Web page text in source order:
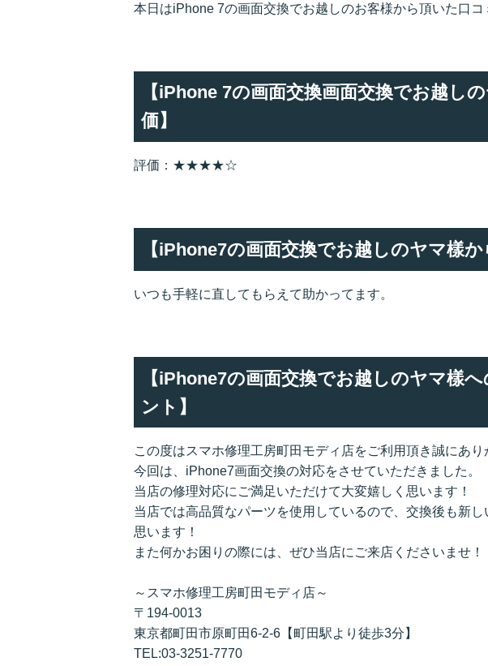
本日はiPhone 7の画面交換でお越しのお客様から頂いた口コ
【iPhone 7の画面交換画面交換でお越し
価】
評価：★★★★☆
【iPhone7の画面交換でお越しのヤマ樣か
いつも手軽に直してもらえて助かってます。
【iPhone7の画面交換でお越しのヤマ樣
ント】
この度はスマホ修理工房町田モディ店をご利用頂き誠にあり
今回は、iPhone7画面交換の対応をさせていただきました。
当店の修理対応にご満足いただけて大変嬉しく思います！
当店では高品質なパーツを使用しているので、交換後も新
思います！
また何かお困りの際には、ぜひ当店にご来店くださいませ！
～スマホ修理工房町田モディ店～
〒194-0013
東京都町田市原町田6-2-6【町田駅より徒歩3分】
TEL:03-3251-7770